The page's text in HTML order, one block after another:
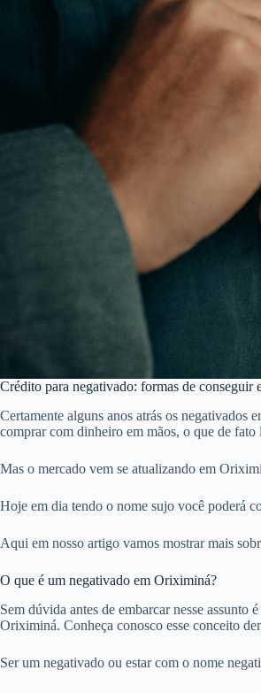
Crédito para negativado: formas de conseguir
Certamente alguns anos atrás os negativados
comprar com dinheiro em mãos, o que de fato
Mas o mercado vem se atualizando em
Hoje em dia tendo o nome sujo você poderá
Aqui em nosso artigo vamos mostrar mais
O que é um negativado em Oriximiná?
Sem dúvida antes de embarcar nesse
Oriximiná. Conheça conosco esse conceito
Ser um negativado ou estar com o nome